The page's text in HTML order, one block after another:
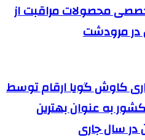
محصولات مراقبت از
در مرودشت
کاوش گویا ارقام توسط
به عنوان بهترین
در سال جاری